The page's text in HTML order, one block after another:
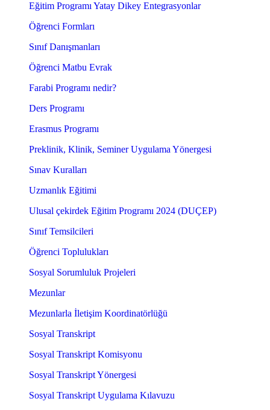
Eğitim Programı Yatay Dikey Entegrasyonlar
Öğrenci Formları
Sınıf Danışmanları
Öğrenci Matbu Evrak
Farabi Programı nedir?
Ders Programı
Erasmus Programı
Preklinik, Klinik, Seminer Uygulama Yönergesi
Sınav Kuralları
Uzmanlık Eğitimi
Ulusal çekirdek Eğitim Programı 2024 (DUÇEP)
Sınıf Temsilcileri
Öğrenci Toplulukları
Sosyal Sorumluluk Projeleri
Mezunlar
Mezunlarla İletişim Koordinatörlüğü
Sosyal Transkript
Sosyal Transkript Komisyonu
Sosyal Transkript Yönergesi
Sosyal Transkript Uygulama Kılavuzu